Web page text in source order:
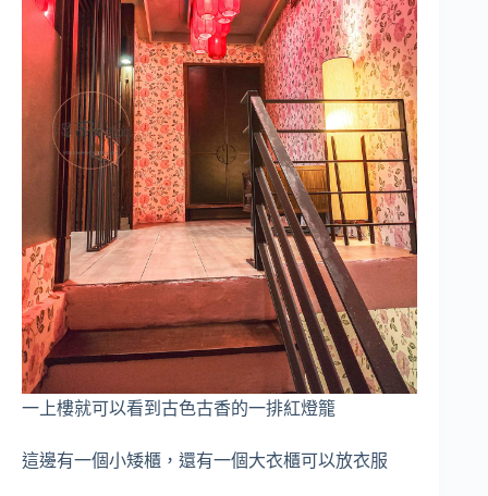
一上樓就可以看到古色古香的一排紅燈籠
這邊有一個小矮櫃，還有一個大衣櫃可以放衣服